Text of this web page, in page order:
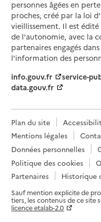
personnes âgées en
proches, créé par la loi
vieillissement. Il est
de l'autonomie, avec la
partenaires engagés
l'information des
info.gouv.fr
service-
data.gouv.fr
Plan du site
Mentions légales
Données personnelles
Politique des cookies
Partenaires
Historique
Sauf mention explicite de
tiers, les contenus de ce site
licence etalab-2.0